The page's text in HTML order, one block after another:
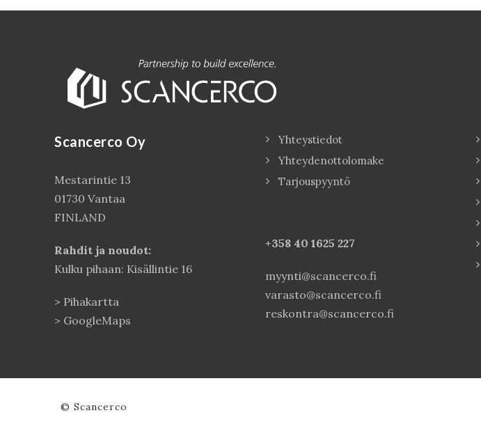
Scancerco Oy
Mestarintie 13
01730 Vantaa
FINLAND
Rahdit ja noudot:
Kulku pihaan: Kisällintie 16
> Pihakartta
> GoogleMaps
Yhteystiedot
Yhteydenottolomake
Tarjouspyyntö
+358 40 1625 227
myynti@scancerco.fi
varasto@scancerco.fi
reskontra@scancerco.fi
© Scancerco